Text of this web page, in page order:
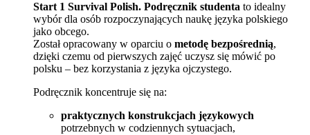
Start 1 Survival Polish. Podręcznik studenta to idealny
wybór dla osób rozpoczynających naukę języka polskiego
jako obcego.
Został opracowany w oparciu o metodę bezpośrednią,
dzięki czemu od pierwszych zajęć uczysz się mówić po
polsku – bez korzystania z języka ojczystego.
Podręcznik koncentruje się na:
praktycznych konstrukcjach językowych
potrzebnych w codziennych sytuacjach,